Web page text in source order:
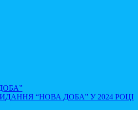
“НОВА ДОБА” У 2024 РОЦІ